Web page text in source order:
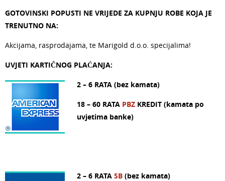
GOTOVINSKI POPUSTI NE VRIJEDE ZA KUPNJU ROBE KOJA JE
TRENUTNO NA:
Akcijama, rasprodajama, te Marigold d.o.o. specijalima!
UVJETI KARTIČNOG PLAĆANJA:
2 – 6 RATA (bez kamata)
18 – 60 RATA PBZ KREDIT (kamata po
uvjetima banke)
2 – 6 RATA SB (bez kamata)